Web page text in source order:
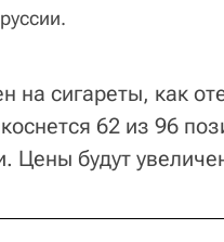
на сигареты, как
62 из 96
Цены будут